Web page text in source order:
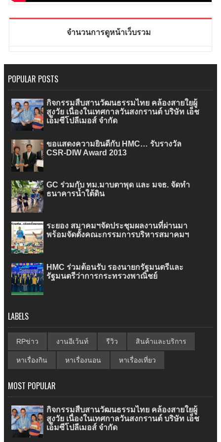
จำนวนการดูหน้าเว็บรวม
POPULAR POSTS
กิจกรรมสืบสานวัฒนธรรมไทย คล้องสายใยผู้
สูงวัย เนื่องในเทศกาลวันสงกรานต์ บริษัท เอ็ช
เอ็มซีโปลีเมอส์ จำกัด
ขอแสดงความยินดีกับ HMC… รับรางวัล
CSR-DIW Award 2013
GC ร่วมกับ ทม.มาบตาพุด และ มจธ. จัดทำ
ธนาคารน้ำใต้ดิน
ระยอง สมาคมฯจัดประชุมผลงานที่ผ่านมา
พร้อมจัดตั้งคณะกรรมการบริหารสมาคมฯ
HMC ร่วมต้อนรับ รองนายกรัฐมนตรีและ
รัฐมนตรีว่าการกระทรวงพาณิชย์
LABELS
RPข่าว งานอีเว้นท์ รีวิว สินค้าและบริการ
หาเรื่องกิน หาเรื่องนอน หาเรื่องเที่ยว
MOST POPULAR
กิจกรรมสืบสานวัฒนธรรมไทย คล้องสายใยผู้
สูงวัย เนื่องในเทศกาลวันสงกรานต์ บริษัท เอ็ช
เอ็มซีโปลีเมอส์ จำกัด